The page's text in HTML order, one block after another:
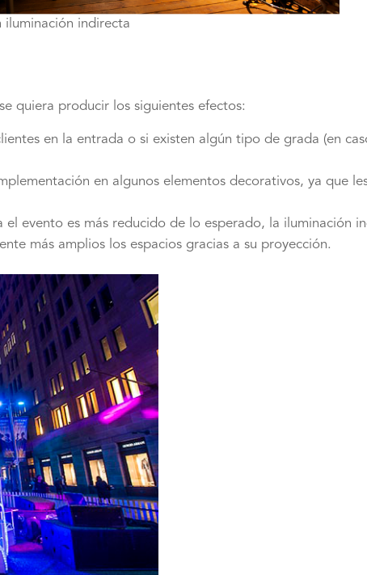
iluminación indirecta
quiera producir los siguientes efectos:
en la entrada o si existen algún tipo de grada (en
en algunos elementos decorativos, ya que
el evento es más reducido de lo esperado, la iluminación
más amplios los espacios gracias a su proyección.